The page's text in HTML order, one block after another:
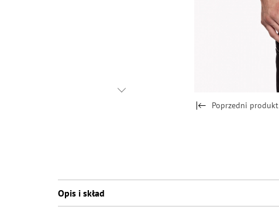
Poprzedni produkt
Opis i skład